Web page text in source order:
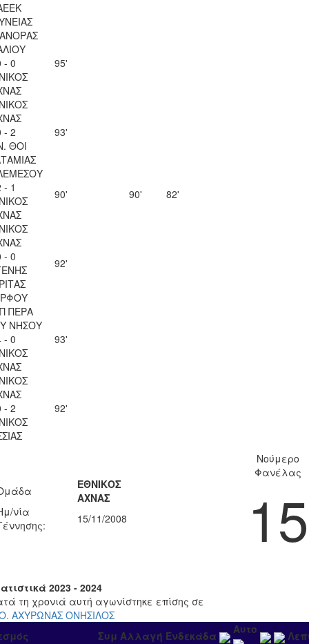
- 0
95'
- 2
ΘΟΙ
93'
- 1
90' 90' 82'
- 0
92'
ΠΕΡΑ
ΝΗΣΟΥ
- 0
93'
- 2
92'
ΕΘΝΙΚΟΣ
ΑΧΝΑΣ
νία
15/11/2008
Νούμερο
Φανέλας
15
2023 - 2024
τη χρονιά αυτή αγωνίστηκε επίσης σε
ΑΧΥΡΩΝΑΣ ΟΝΗΣΙΛΟΣ
Συμ Αλλαγή Ενδεκάδα Αυτο